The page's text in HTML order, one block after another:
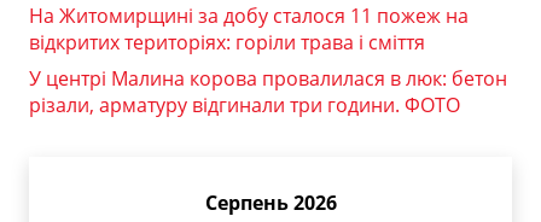
На Житомирщині за добу сталося 11 пожеж на
відкритих територіях: горіли трава і сміття
У центрі Малина корова провалилася в люк: бетон
різали, арматуру відгинали три години. ФОТО
Серпень 2026